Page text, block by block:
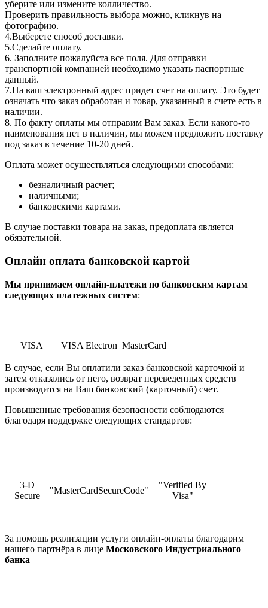
уберите или измените колличество.
Проверить правильность выбора можно, кликнув на
фотографию.
4.Выберете способ доставки.
5.Сделайте оплату.
6. Заполните пожалуйста все поля. Для отправки
транспортной компанией необходимо указать паспортные
данный.
7.На ваш электронный адрес придет счет на оплату. Это будет
означать что заказ обработан и товар, указанный в счете есть в
наличии.
8. По факту оплаты мы отправим Вам заказ. Если какого-то
наименования нет в наличии, мы можем предложить поставку
под заказ в течение 10-20 дней.
Оплата может осуществляться следующими способами:
безналичный расчет;
наличными;
банковскими картами.
В случае поставки товара на заказ, предоплата является
обязательной.
Онлайн оплата банковской картой
Мы принимаем онлайн-платежи по банковским картам
cледующих платежных систем:
VISA VISA Electron MasterCard
В случае, если Вы оплатили заказ банковской карточкой и
затем отказались от него, возврат переведенных средств
производится на Ваш банковский (карточный) счет.
Повышенные требования безопасности соблюдаются
благодаря поддержке следующих стандартов:
3-D
Secure
"MasterCardSecureCode"
"Verified By
Visa"
За помощь реализации услуги онлайн-оплаты благодарим
нашего партнёра в лице Московского Индустриального
банка